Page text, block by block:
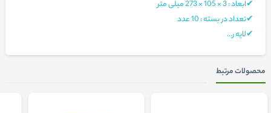
✔ابعاد : 3 × 105 × 273 میلی متر
✔تعداد در بسته : 10 عدد
✔لایه ر...
محصولات مرتبط